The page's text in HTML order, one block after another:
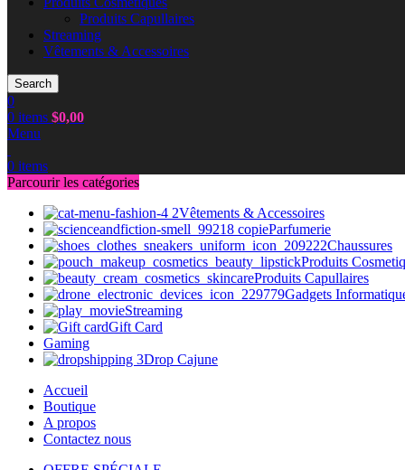
Produits Capullaires
Streaming
Vêtements & Accessoires
Search
0
0 items $0,00
Menu
0 items
Parcourir les catégories
Vêtements & Accessoires
Parfumerie
Chaussures
Produits
Produits Capullaires
Gadgets
Streaming
Gift Card
Gaming
Drop Cajune
Accueil
Boutique
A propos
Contactez nous